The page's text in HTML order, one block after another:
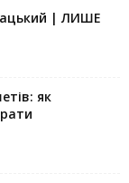
| ЛИШЕ
як